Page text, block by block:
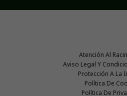
Atención Al
Aviso Legal Y
Protección A La
Política De
Política De